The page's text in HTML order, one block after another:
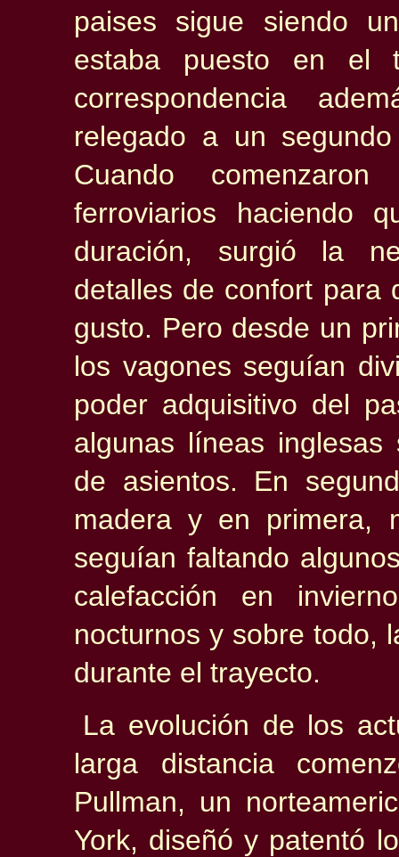
paises sigue siendo
estaba puesto en el
correspondencia
relegado a un
Cuando
ferroviarios haciendo
duración, surgió la
detalles de confort para
gusto. Pero desde un
los vagones seguían
poder adquisitivo del
algunas líneas
de asientos. En
madera y en primera,
seguían faltando
calefacción en
nocturnos y sobre todo,
durante el trayecto.
La evolución de los
larga distancia
Pullman, un
York, diseñó y patentó